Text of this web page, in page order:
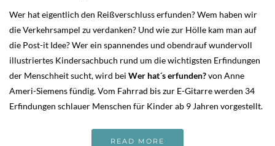
Wer hat eigentlich den Reißverschluss erfunden? Wem haben wir
die Verkehrsampel zu verdanken? Und wie zur Hölle kam man auf
die Post-it Idee? Wer ein spannendes und obendrauf wundervoll
illustriertes Kindersachbuch rund um die wichtigsten Erfindungen
der Menschheit sucht, wird bei Wer hat´s erfunden?von Anne
Ameri-Siemens fündig. Vom Fahrrad bis zur E-Gitarre werden 34
Erfindungen schlauer Menschen für Kinder ab 9 Jahren vorgestellt.
READ MORE